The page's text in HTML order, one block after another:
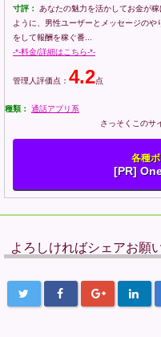
寸評：
あなたの魅力を活かしてお金が
ように、男性ユーザーとメッセージの
をして報酬を稼ぐ番...
-*-料金/詳細はこちら-*-
管理人評価点： 4.2点
種類：
通話アプリ系
さっそくこのサ
各種
[PR]
よろしければシェアお願